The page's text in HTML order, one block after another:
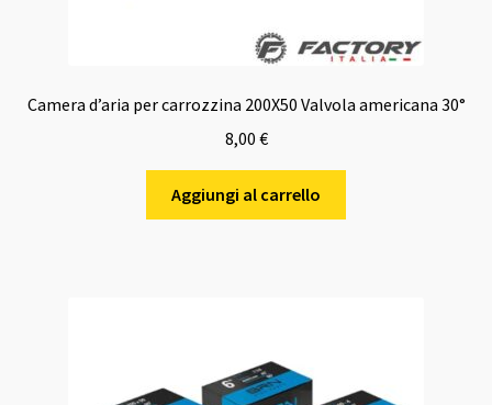
Camera d’aria per carrozzina 200X50 Valvola americana 30°
8,00 €
Aggiungi al carrello